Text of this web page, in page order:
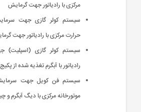
مرکزی با رادیاتور جهت گرمایش
سیستم کولر گازی جهت
حرارت مرکزی با رادیاتور جهت
سیستم کولر گازی
رادیاتور با آبگرم تغذیه شده از
سیستم فن کویل جهت
موتورخانه مرکزی با دیگ آبگرم و